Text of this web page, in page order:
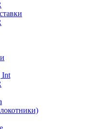
Int